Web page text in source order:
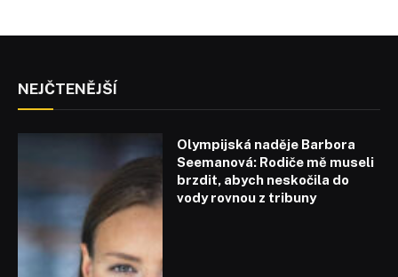
NEJČTENĚJŠÍ
Olympijská naděje Barbora
Seemanová: Rodiče mě museli
brzdit, abych neskočila do
vody rovnou z tribuny